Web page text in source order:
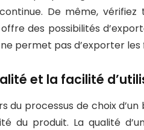
De même,
des possibilités
ne permet pas d’exporter
et la facilité
du processus de choix
du produit. La qualité